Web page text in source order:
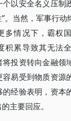
以安全名义压制
。当然，军事行动
多情况下，霸权
积累导致其无法
投资转向金融领
容易受到物质资源
经验表明，资本
主要回应。